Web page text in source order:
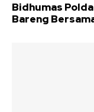
Bidhumas
Bareng